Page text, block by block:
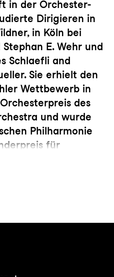
in der Orchester-
Dirigieren in
in Köln bei
E. Wehr und
Schlaefli and
Sie erhielt den
Wettbewerb in
des
und wurde
Philharmonie
für
Leistungen
sie den
der Welsh National
Symphony